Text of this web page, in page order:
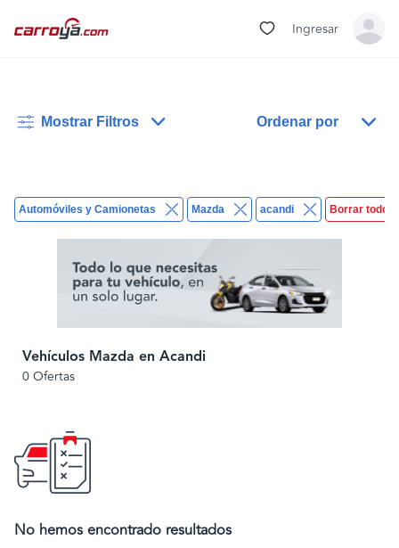
Ingresar
Mostrar Filtros Ordenar por
Automóviles y Camionetas Mazda acandi Borrar todos
Vehículos Mazda en Acandi
0 Ofertas
No hemos encontrado resultados